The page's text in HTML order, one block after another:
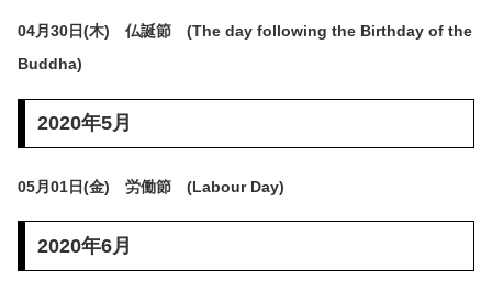
04月30日(木) 仏誕節 (The day following the Birthday of the
Buddha)
2020年5月
05月01日(金) 労働節 (Labour Day)
2020年6月